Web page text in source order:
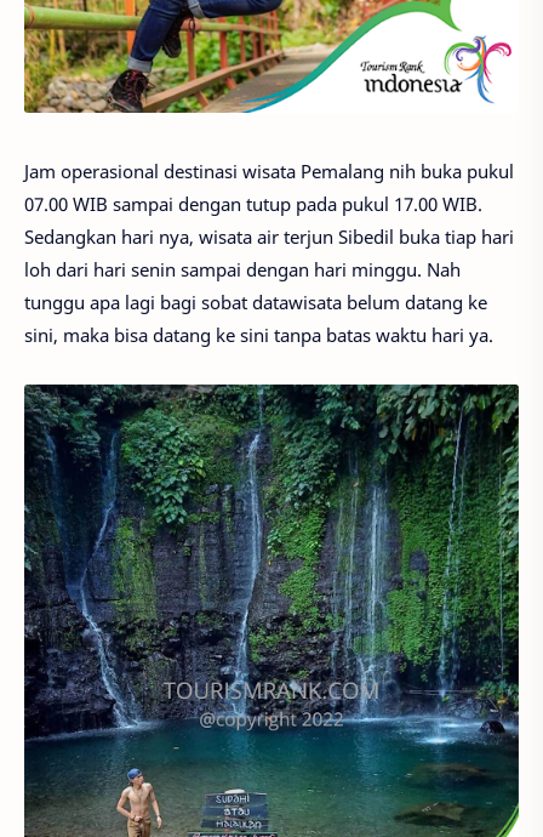
Jam operasional destinasi wisata Pemalang nih buka pukul
07.00 WIB sampai dengan tutup pada pukul 17.00 WIB.
Sedangkan hari nya, wisata air terjun Sibedil buka tiap hari
loh dari hari senin sampai dengan hari minggu. Nah
tunggu apa lagi bagi sobat datawisata belum datang ke
sini, maka bisa datang ke sini tanpa batas waktu hari ya.